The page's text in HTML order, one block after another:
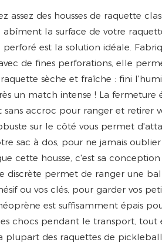
assez des housses de raquette
abîment la surface de votre
est la solution idéale.
de fines perforations, elle
sèche et fraîche : fini
un match intense ! La fermeture
sans accroc pour ranger et retirer
sur le côté vous permet
sac à dos, pour ne jamais
cette housse, c'est sa
discrète permet de ranger une
ou vos clés, pour garder vos
est suffisamment épais
chocs pendant le transport, tout
plupart des raquettes de